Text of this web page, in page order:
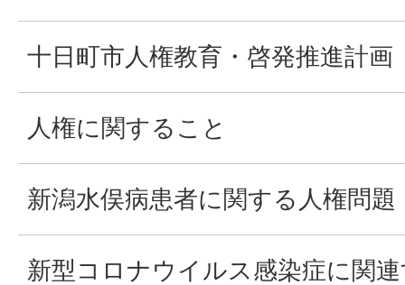
十日町市人権教育・啓発推進計画
人権に関すること
新潟水俣病患者に関する人権問題
新型コロナウイルス感染症に関